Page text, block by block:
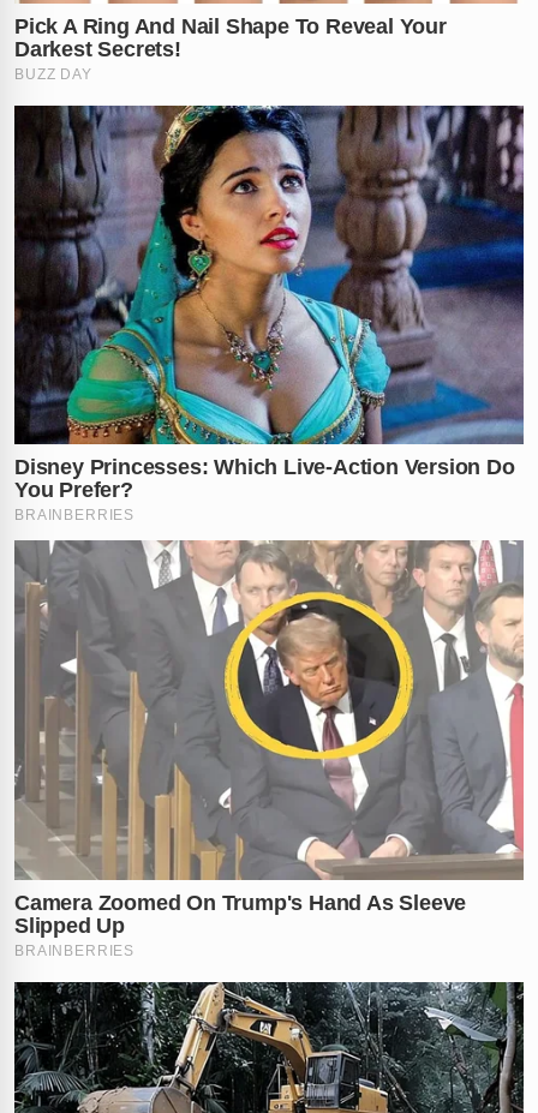
divulgadas pelo jornal Extra, as orientações estritas dos
organizadores resultaram na impedimento da entrada
de diversas convidadas.
Essa restrição gerou um considerável tumulto na porta
do evento, causando frustração entre parte dos
presentes. A situação levou muitos a abandonarem o
local original em busca de uma segunda festa, que
estaria ocorrendo na Barrinha, buscando continuar a
celebração em um ambiente mais receptivo. A
presença do cantor Poze, conforme amplamente
noticiado, adicionou um toque de celebridade ao já
badalado evento.
Uma fonte que esteve no ambiente contou ao
ao evento, que se estendeu por toda madrugada.
Apesar do incidente na entrada, a festa continuou com
força total. Testemunhas relatam que mais de 200
mulheres conseguiram acessar o evento, que se
prolongou por toda a madrugada, transformando-se
em uma maratona de celebração. No entanto, o
excesso de movimentação e, possivelmente, o alto
volume da música ou outras perturbações, acabaram
chamando a atenção das autoridades.
A intensa confraternização no Alto da Boa Vista só
encontrou seu fim após a chegada da polícia. A
intervenção das forças de segurança marcou o
encerramento abrupto da festa, transformando a
comemoração do título rubro-negro em um episódio